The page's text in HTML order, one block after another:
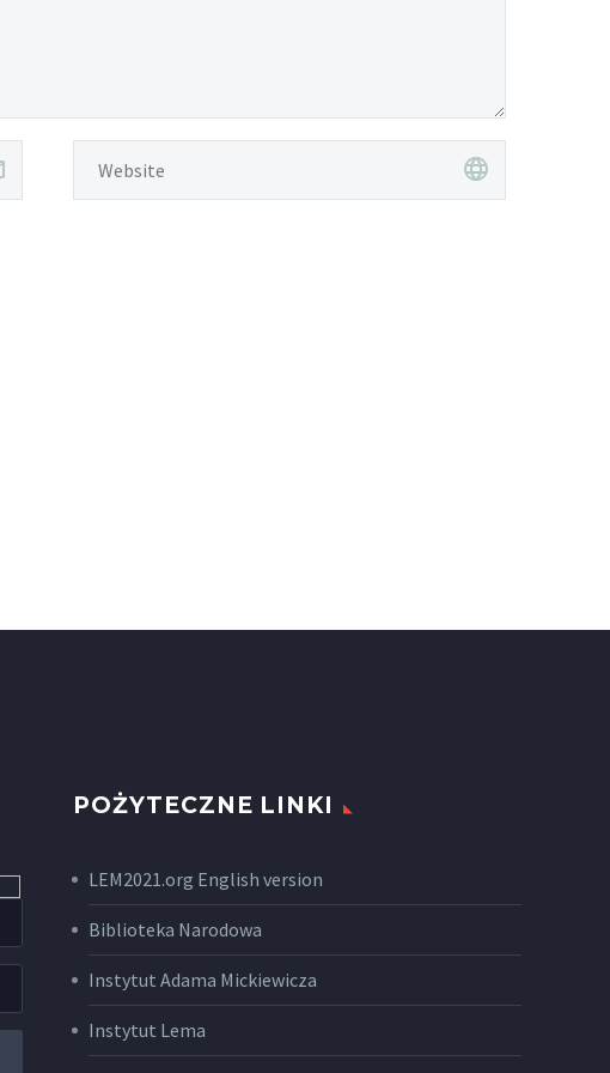
POŻYTECZNE LINKI
LEM2021.org English version
Biblioteka Narodowa
Instytut Adama Mickiewicza
Instytut Lema